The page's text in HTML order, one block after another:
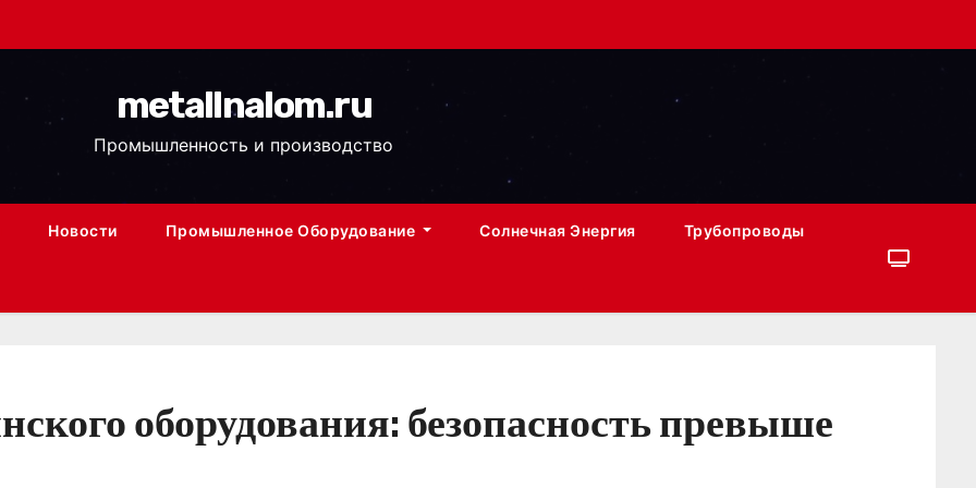
metallnalom.ru
Промышленность и производство
Новости Промышленное Оборудование Солнечная Энергия Трубопроводы
оборудования: безопасность превыше